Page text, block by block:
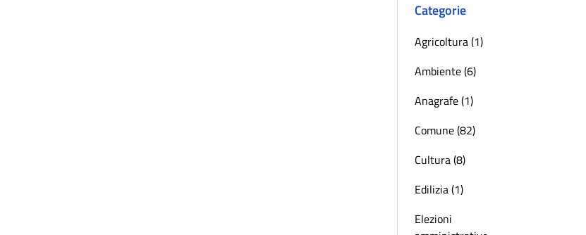
Categorie
Agricoltura (1)
Ambiente (6)
Anagrafe (1)
Comune (82)
Cultura (8)
Edilizia (1)
Elezioni